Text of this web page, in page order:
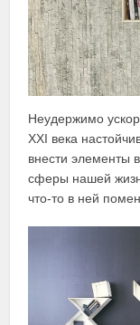
Неудержимо
XXI века
внести элементы
сферы нашей
что-то в ней